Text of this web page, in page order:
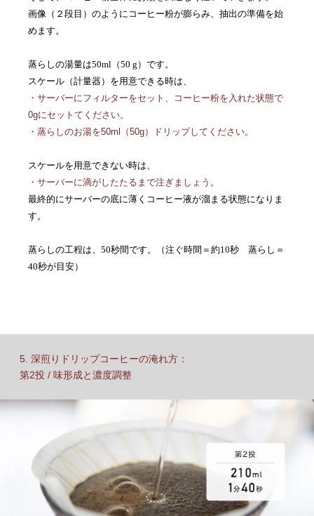
画像（２段目）のようにコーヒー粉が膨らみ、抽出の準備を始
めます。
蒸らしの湯量は50ml（50 g）です。
スケール（計量器）を用意できる時は、
・サーバーにフィルターをセット、コーヒー粉を入れた状態で
0gにセットてください。
・蒸らしのお湯を50ml（50g）ドリップしてください。
スケールを用意できない時は、
・サーバーに滴がしたたるまで注ぎましょう。
最終的にサーバーの底に薄くコーヒー液が溜まる状態になりま
す。
蒸らしの工程は、50秒間です。（注ぐ時間＝約10秒 蒸らし＝
40秒が目安）
5. 深煎りドリップコーヒーの淹れ方：
第2投 / 味形成と濃度調整